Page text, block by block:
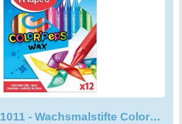
Maped M861011 - Wachsmalstifte Color Peps Wax, 12 Stück